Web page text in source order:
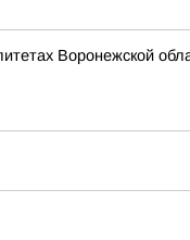
Воронежской